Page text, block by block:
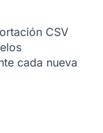
CSV
cada nueva